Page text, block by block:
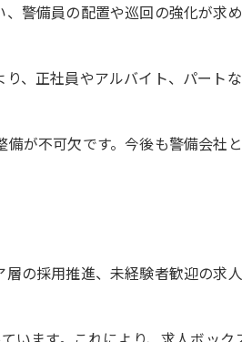
警備員の配置や巡回の強化が求
、正社員やアルバイト、パート
が不可欠です。今後も警備会社と
の採用推進、未経験者歓迎の求